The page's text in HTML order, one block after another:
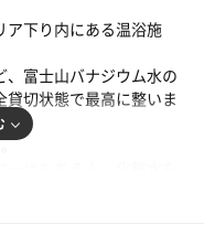
ったけど美味しかっ
たいです。
ア下り内にある温浴施
富士山バナジウム水の
切状態で最高に整いま
タオルも1枚無料なの